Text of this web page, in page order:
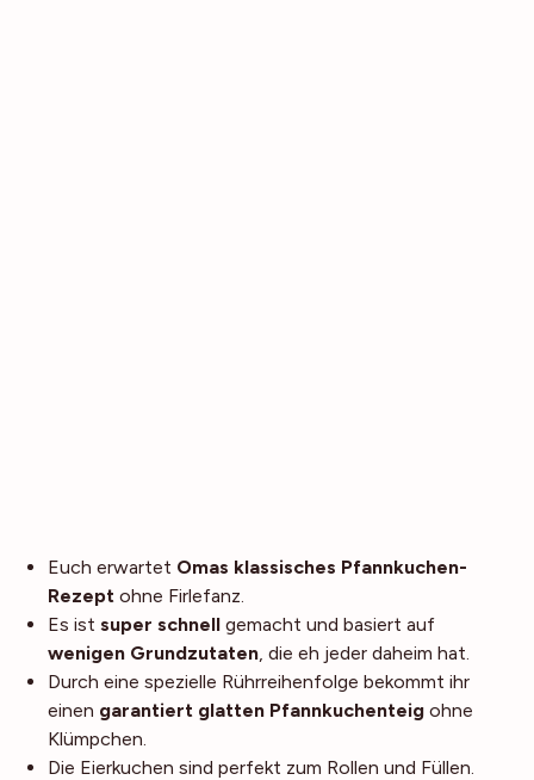
Euch erwartet Omas klassisches Pfannkuchen-
Rezept ohne Firlefanz.
Es ist super schnell gemacht und basiert auf
wenigen Grundzutaten, die eh jeder daheim hat.
Durch eine spezielle Rührreihenfolge bekommt ihr
einen garantiert glatten Pfannkuchenteig ohne
Klümpchen.
Die Eierkuchen sind perfekt zum Rollen und Füllen.